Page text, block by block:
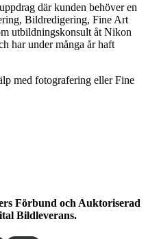
där kunden behöver en
Bildredigering, Fine Art
utbildningskonsult åt Nikon
har under många år haft
med fotografering eller Fine
Förbund och Auktoriserad
Bildleverans.